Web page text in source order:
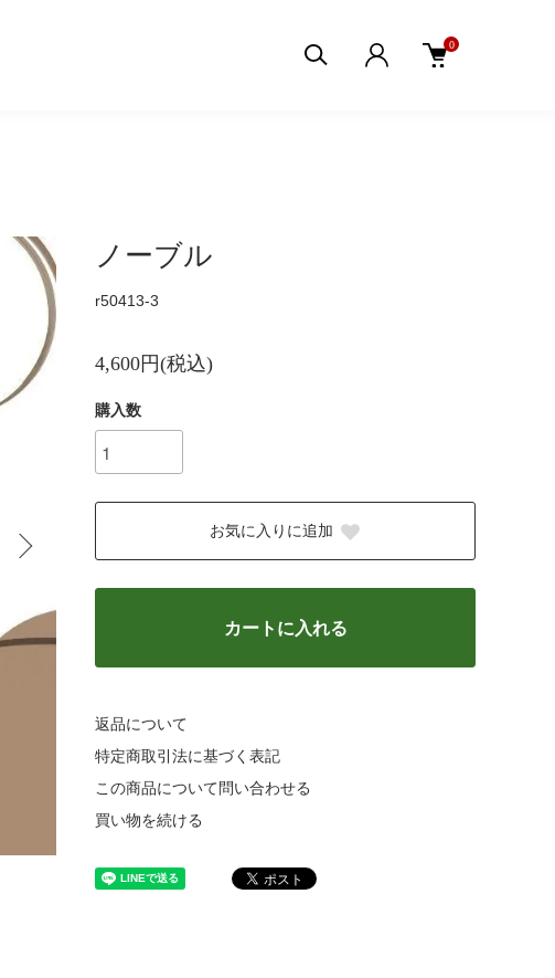
0
ノーブル
r50413-3
4,600円(税込)
購入数
お気に入りに追加
カートに入れる
返品について
特定商取引法に基づく表記
この商品について問い合わせる
買い物を続ける